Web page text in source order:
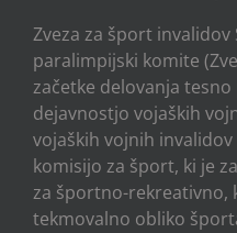
Zveza za šport invalidov
paralimpijski komite
začetke delovanja
dejavnostjo vojaških
vojaških vojnih invalidov
komisijo za šport, ki je
za športno-rekreativno,
tekmovalno obliko